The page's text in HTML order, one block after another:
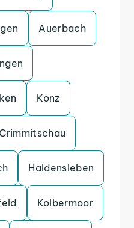
Auerbach
Konz
Crimmitschau
Haldensleben
Kolbermoor